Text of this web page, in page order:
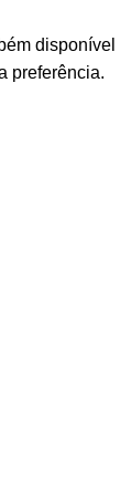
disponível
preferência.